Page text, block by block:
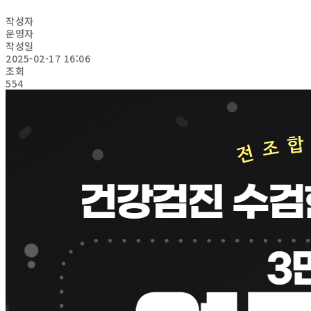
작성자
운영자
작성일
2025-02-17 16:06
조회
554